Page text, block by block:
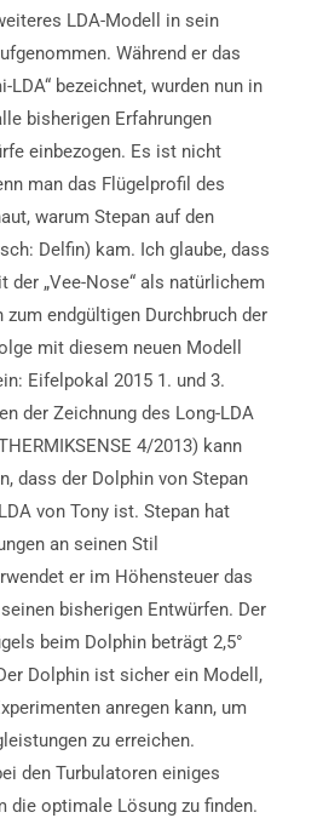
LDA-Modell in sein
Während er das
LDA“ bezeichnet, wurden nun in
bisherigen Erfahrungen
einbezogen. Es ist nicht
man das Flügelprofil des
warum Stepan auf den
Delfin) kam. Ich glaube, dass
der „Vee-Nose“ als natürlichem
endgültigen Durchbruch der
mit diesem neuen Modell
Eifelpokal 2015 1. und 3.
der Zeichnung des Long-LDA
4/2013) kann
dass der Dolphin von Stepan
von Tony ist. Stepan hat
an seinen Stil
er im Höhensteuer das
bisherigen Entwürfen. Der
beim Dolphin beträgt 2,5°
Dolphin ist sicher ein Modell,
anregen kann, um
zu erreichen.
den Turbulatoren einiges
die optimale Lösung zu finden.